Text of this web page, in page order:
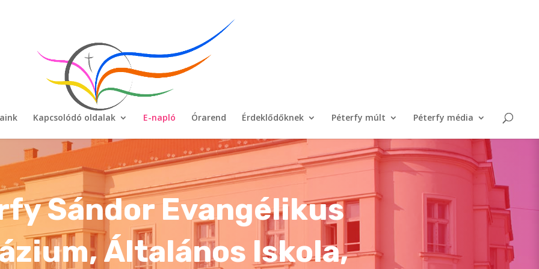
Kapcsolódó oldalak E-napló Órarend Érdeklődőknek Péterfy múlt Péterfy média
Sándor Evangélikus
Általános Iskola,